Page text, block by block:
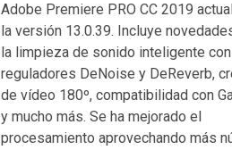
Adobe Premiere PRO CC 2019
la versión 13.0.39. Incluye
la limpieza de sonido inteligente
reguladores DeNoise y DeReverb,
de vídeo 180º, compatibilidad con
y mucho más. Se ha mejorado el
procesamiento aprovechando más